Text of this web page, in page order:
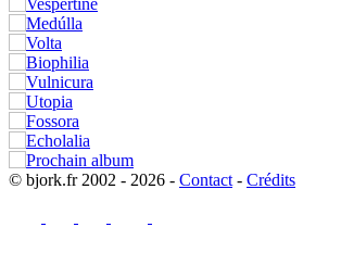
© bjork.fr 2002 - 2026 - Contact- Crédits